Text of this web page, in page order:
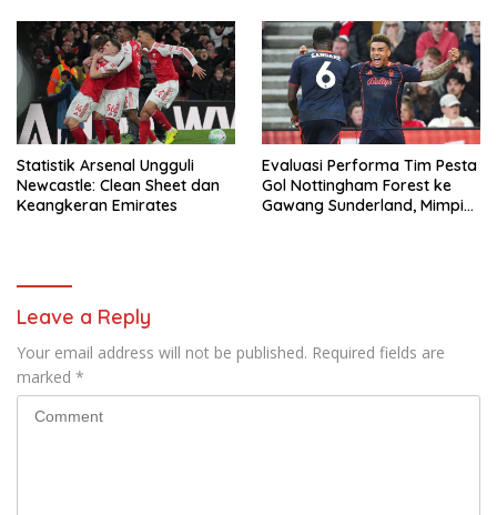
Statistik Arsenal Ungguli
Newcastle: Clean Sheet dan
Keangkeran Emirates
Evaluasi Performa Tim Pesta
Gol Nottingham Forest ke
Gawang Sunderland, Mimpi
Leave a Reply
Your email address will not be published. Required fields are
marked *